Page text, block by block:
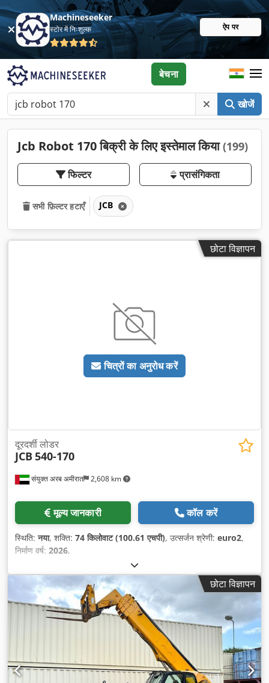
Machineseeker
स्टोर में निःशुल्क ऐप पर
खोजें
बेचना
Jcb Robot 170 बिक्री के लिए इस्तेमाल किया(199)
फिल्टर प्रासंगिकता
सभी फ़िल्टर हटाएँ JCB
छोटा विज्ञापन
चित्रों का अनुरोध करें
संयुक्त अरब अमीरात 2,608 km
दूरदर्शी लोडर
JCB 540-170
मूल्य जानकारी कॉल करें
स्थिति:नया, शक्ति: 74 किलोवाट (100.61 एचपी), उत्सर्जन श्रेणी: euro2,
निर्माण वर्ष: 2026,
छोटा विज्ञापन